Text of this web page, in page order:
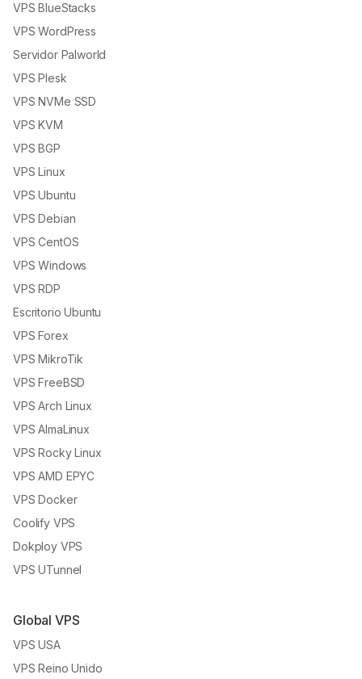
VPS BlueStacks
VPS WordPress
Servidor Palworld
VPS Plesk
VPS NVMe SSD
VPS KVM
VPS BGP
VPS Linux
VPS Ubuntu
VPS Debian
VPS CentOS
VPS Windows
VPS RDP
Escritorio Ubuntu
VPS Forex
VPS MikroTik
VPS FreeBSD
VPS Arch Linux
VPS AlmaLinux
VPS Rocky Linux
VPS AMD EPYC
VPS Docker
Coolify VPS
Dokploy VPS
VPS UTunnel
Global VPS
VPS USA
VPS Reino Unido